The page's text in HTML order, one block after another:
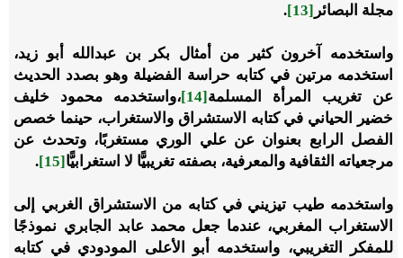
مجلة البصائر [13]
.
واستخدمه آخرون كثير من أمثال بكر بن عبدالله أبو زيد،
استخدمه مرتين في كتابه حراسة الفضيلة وهو بصدد الحديث
عن تغريب المرأة المسلمة[14]
،واستخدمه محمود خليف
خضير الحياني في كتابه الاستشراق والاستغراب، حينما خصص
الفصل الرابع بعنوان عن علي الوري مستغربًا، وتحدث عن
مرجعياته الثقافية والمعرفية، بصفته تغريبيًّا لا استغرابيًّا[15]
.
واستخدمه طيب تيزيني في كتابه من الاستشراق الغربي إلى
الاستغراب المغربي، عندما جعل محمد عابد الجابري نموذجًا
للمفكر التغريبي، واستخدمه أبو الأعلى المودودي في كتابه